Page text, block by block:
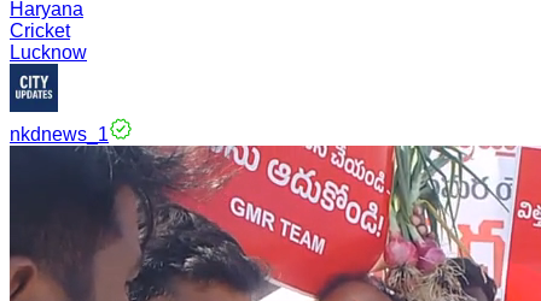
Haryana
Cricket
Lucknow
nkdnews_1